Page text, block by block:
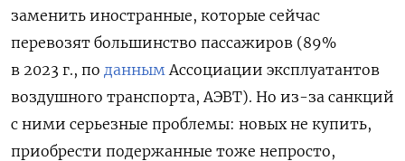
заменить иностранные, которые сейчас
перевозят большинство пассажиров (89%
в 2023 г., по данным Ассоциации эксплуатантов
воздушного транспорта, АЭВТ). Но из-за санкций
с ними серьезные проблемы: новых не купить,
приобрести подержанные тоже непросто,